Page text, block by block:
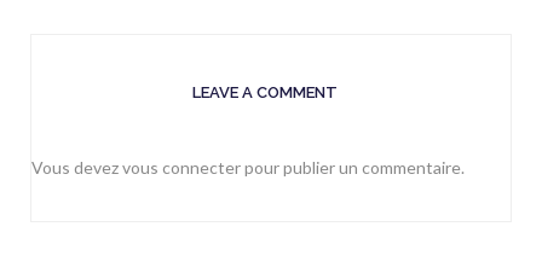
LEAVE A COMMENT
Vous devezvous connecterpour publier un commentaire.